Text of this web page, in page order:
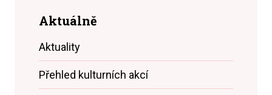
Aktuálně
Aktuality
Přehled kulturních akcí